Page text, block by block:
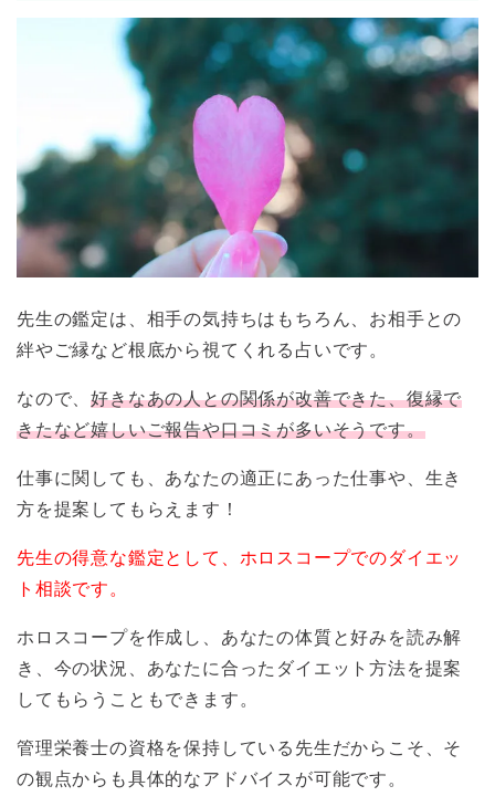
先生の鑑定は、相手の気持ちはもちろん、お相手との
絆やご縁など根底から視てくれる占いです。
なので、好きなあの人との関係が改善できた、復縁で
きたなど嬉しいご報告や口コミが多いそうです。
仕事に関しても、あなたの適正にあった仕事や、生き
方を提案してもらえます！
先生の得意な鑑定として、ホロスコープでのダイエッ
ト相談です。
ホロスコープを作成し、あなたの体質と好みを読み解
き、今の状況、あなたに合ったダイエット方法を提案
してもらうこともできます。
管理栄養士の資格を保持している先生だからこそ、そ
の観点からも具体的なアドバイスが可能です。